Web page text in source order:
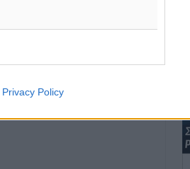
Privacy Policy